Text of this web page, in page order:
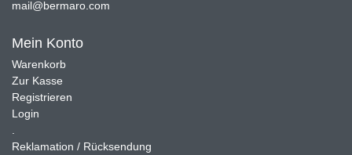
mail@bermaro.com
Mein Konto
Warenkorb
Zur Kasse
Registrieren
Login
Reklamation / Rücksendung